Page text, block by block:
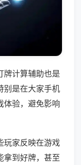
牌计算辅助也是
别是在大家手机
体验，避免影响
玩家反映在游戏
拿到好牌，甚至